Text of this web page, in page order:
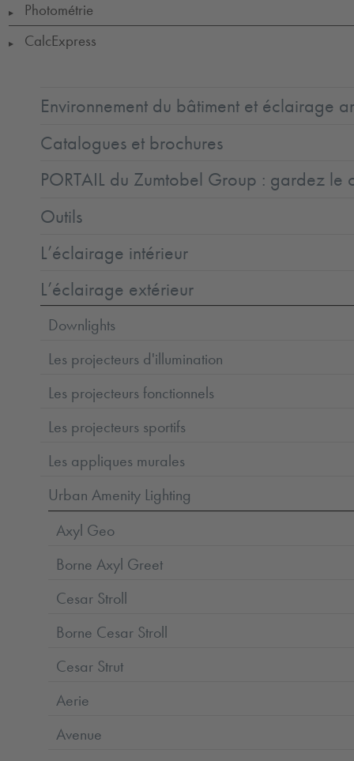
▶ Photométrie
▶ CalcExpress
Environnement du bâtiment et éclairage
Catalogues et brochures
PORTAIL du Zumtobel Group : gardez le
Outils
L’éclairage intérieur
L’éclairage extérieur
Downlights
Les projecteurs d'illumination
Les projecteurs fonctionnels
Les projecteurs sportifs
Les appliques murales
Urban Amenity Lighting
Axyl Geo
Borne Axyl Greet
Cesar Stroll
Borne Cesar Stroll
Cesar Strut
Aerie
Avenue